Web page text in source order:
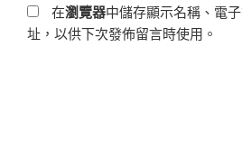
在瀏覽器中儲存顯示名稱、電
址，以供下次發佈留言時使用。